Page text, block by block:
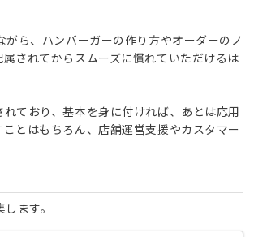
ら、ハンバーガーの作り方やオーダーのノ
されてからスムーズに慣れていただけるは
ており、基本を身に付ければ、あとは応用
とはもちろん、店舗運営支援やカスタマー
ます。